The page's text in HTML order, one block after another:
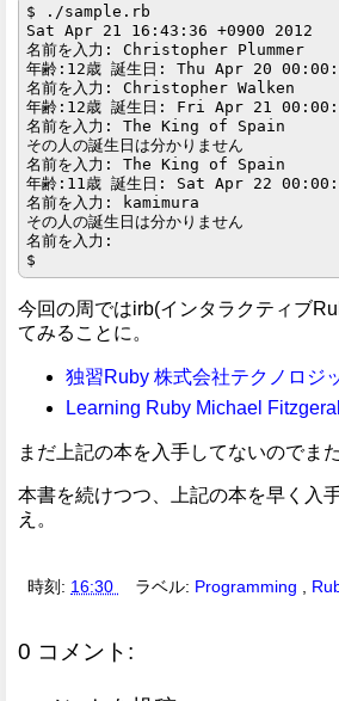
$ ./sample.rb
Sat Apr 21 16:43:36 +0900 2012
名前を入力: Christopher Plummer
年齢:12歳 誕生日: Thu Apr 20
名前を入力: Christopher Walken
年齢:12歳 誕生日: Fri Apr 21
名前を入力: The King of Spain
その人の誕生日は分かりません
名前を入力: The King of Spain
年齢:11歳 誕生日: Sat Apr 22
名前を入力: kamimura
その人の誕生日は分かりません
名前を入力:
今回の周ではirb(インタラクティブ
てみることに。
独習Ruby 株式会社テクノロジ
Learning Ruby Michael
まだ上記の本を入手してないのでま
本書を続けつつ、上記の本を早く入
え。
時刻: 16:30 ラベル: Programming
0 コメント: